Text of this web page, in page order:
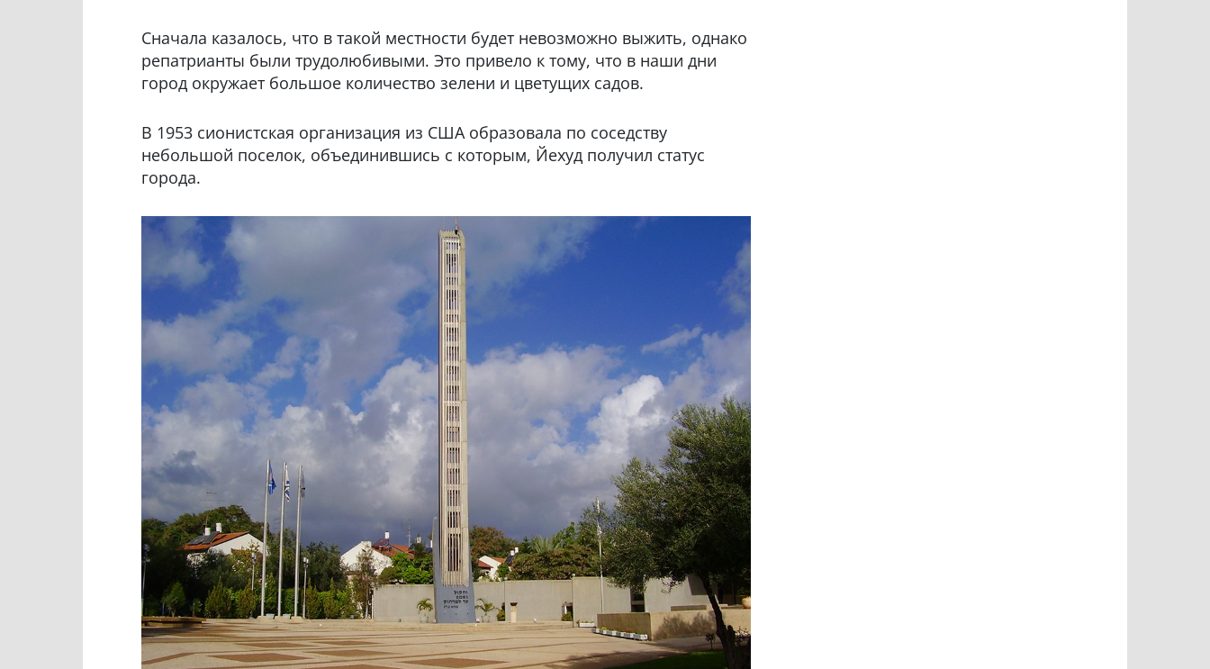
Сначала казалось, что в такой местности будет невозможно выжить, однако
репатрианты были трудолюбивыми. Это привело к тому, что в наши дни
город окружает большое количество зелени и цветущих садов.
В 1953 сионистская организация из США образовала по соседству
небольшой поселок, объединившись с которым, Йехуд получил статус
города.